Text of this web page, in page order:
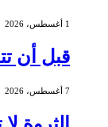
1 أغسطس، 2026
قبل أن
7 أغسطس، 2026